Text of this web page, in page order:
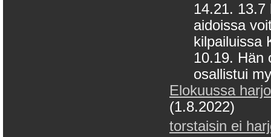
14.21. 13.7
aidoissa
kilpailuissa
10.19. Hän
osallistui
Elokuussa
(1.8.2022)
torstaisin ei